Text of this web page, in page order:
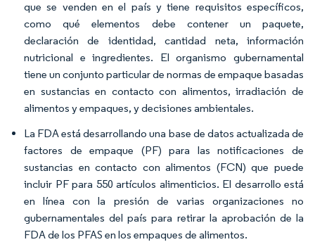
que se venden en el país y tiene requisitos específicos,
como qué elementos debe contener un paquete,
declaración de identidad, cantidad neta, información
nutricional e ingredientes. El organismo gubernamental
tiene un conjunto particular de normas de empaque basadas
en sustancias en contacto con alimentos, irradiación de
alimentos y empaques, y decisiones ambientales.
La FDA está desarrollando una base de datos actualizada de
factores de empaque (PF) para las notificaciones de
sustancias en contacto con alimentos (FCN) que puede
incluir PF para 550 artículos alimenticios. El desarrollo está
en línea con la presión de varias organizaciones no
gubernamentales del país para retirar la aprobación de la
FDA de los PFAS en los empaques de alimentos.